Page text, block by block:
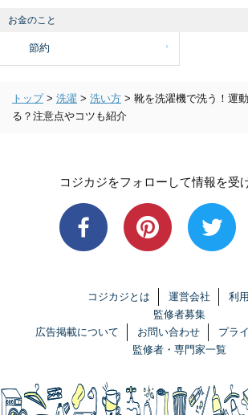
お金のこと
節約
トップ > 洗濯 > 洗い方 > 靴を洗濯機で洗う！運
る？注意点やコツも紹介
コジカジをフォローして情報を受
コジカジとは 運営会社
利
監修者募集
広告掲載について
お問い合わせ
プラ
監修者・専門家一覧